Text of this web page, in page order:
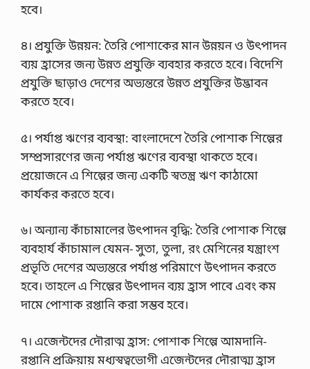
হবে।
৪। প্রযুক্তি উন্নয়ন: তৈরি পোশাকের মান উন্নয়ন ও উৎপাদন
ব্যয় হ্রাসের জন্য উন্নত প্রযুক্তি ব্যবহার করতে হবে। বিদেশি
প্রযুক্তি ছাড়াও দেশের অভ্যন্তরে উন্নত প্রযুক্তির উদ্ভাবন
করতে হবে।
৫। পর্যাপ্ত ঋণের ব্যবস্থা: বাংলাদেশে তৈরি পোশাক শিল্পের
সম্প্রসারণের জন্য পর্যাপ্ত ঋণের ব্যবস্থা থাকতে হবে।
প্রয়োজনে এ শিল্পের জন্য একটি স্বতন্ত্র ঋণ কাঠামো
কার্যকর করতে হবে।
৬। অন্যান্য কাঁচামালের উৎপাদন বৃদ্ধি: তৈরি পোশাক শিল্পে
ব্যবহার্য কাঁচামাল যেমন- সুতা, তুলা, রং মেশিনের যন্ত্রাংশ
প্রভৃতি দেশের অভ্যন্তরে পর্যাপ্ত পরিমাণে উৎপাদন করতে
হবে। তাহলে এ শিল্পের উৎপাদন ব্যয় হ্রাস পাবে এবং কম
দামে পোশাক রপ্তানি করা সম্ভব হবে।
৭। এজেন্টদের দৌরাত্ম হ্রাস: পোশাক শিল্পে আমদানি-
রপ্তানি প্রক্রিয়ায় মধ্যস্বত্বভোগী এজেন্টদের দৌরাত্ম্য হ্রাস